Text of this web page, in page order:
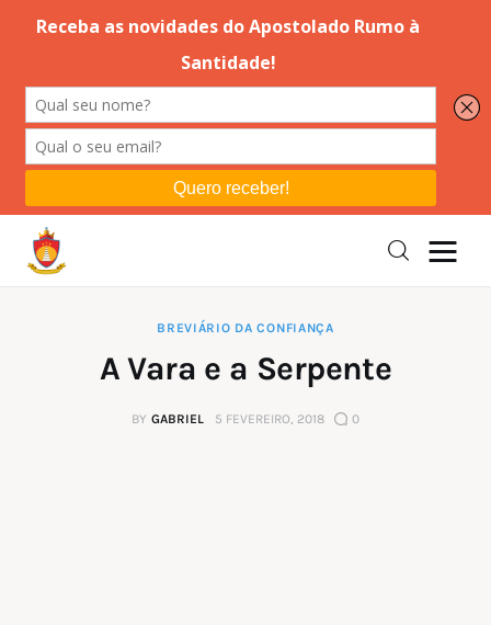
Editorial
Orações
Instruções
Espiritualidade
BREVIÁRIO DA CONFIANÇA
A Vara e a Serpente
BY GABRIEL 5 FEVEREIRO, 2018 0